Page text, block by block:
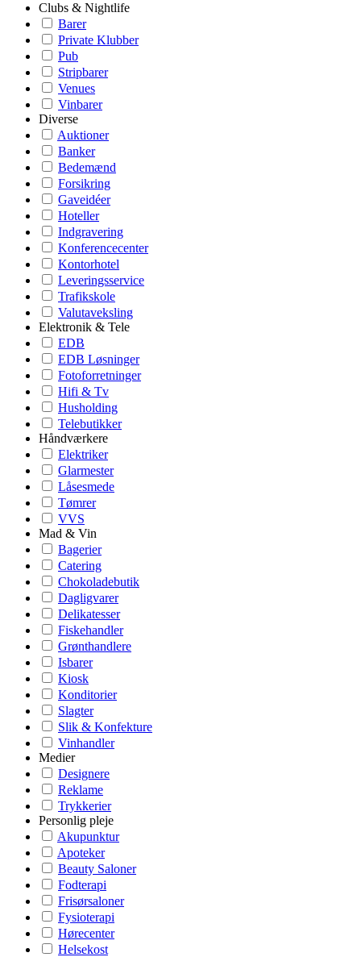
Clubs & Nightlife
Barer
Private Klubber
Pub
Stripbarer
Venues
Vinbarer
Diverse
Auktioner
Banker
Bedemænd
Forsikring
Gaveidéer
Hoteller
Indgravering
Konferencecenter
Kontorhotel
Leveringsservice
Trafikskole
Valutaveksling
Elektronik & Tele
EDB
EDB Løsninger
Fotoforretninger
Hifi & Tv
Husholding
Telebutikker
Håndværkere
Elektriker
Glarmester
Låsesmede
Tømrer
VVS
Mad & Vin
Bagerier
Catering
Chokoladebutik
Dagligvarer
Delikatesser
Fiskehandler
Grønthandlere
Isbarer
Kiosk
Konditorier
Slagter
Slik & Konfekture
Vinhandler
Medier
Designere
Reklame
Trykkerier
Personlig pleje
Akupunktur
Apoteker
Beauty Saloner
Fodterapi
Frisørsaloner
Fysioterapi
Hørecenter
Helsekost